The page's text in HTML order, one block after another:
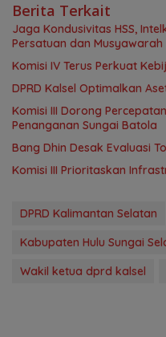
Berita Terkait
Jaga Kondusivitas HSS,
Persatuan dan Musyawarah
Komisi IV Terus Perkuat
‎DPRD Kalsel Optimalkan
‎Komisi III Dorong
Penanganan Sungai Batola
‎Bang Dhin Desak Evaluasi
‎Komisi III Prioritaskan
DPRD Kalimantan Selatan
Kabupaten Hulu Sungai
Wakil ketua dprd kalsel